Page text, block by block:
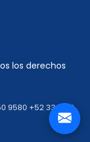
los derechos
9580 +52 33 1862